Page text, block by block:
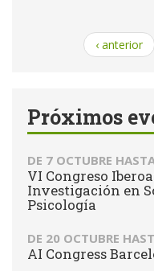
‹ anterior
Próximos
DE 7 OCTUBRE
VI Congreso
Investigación en
Psicología
DE 20 OCTUBRE
AI Congress